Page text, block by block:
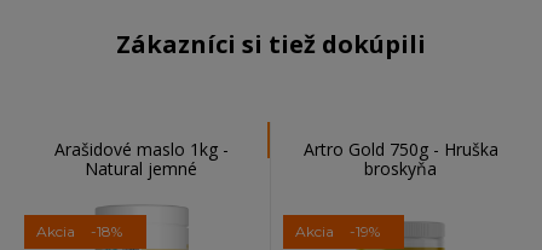
Zákazníci si tiež dokúpili
Arašidové maslo 1kg -
Natural jemné
Akcia -18%
Artro Gold 750g - Hruška
broskyňa
Akcia -19%